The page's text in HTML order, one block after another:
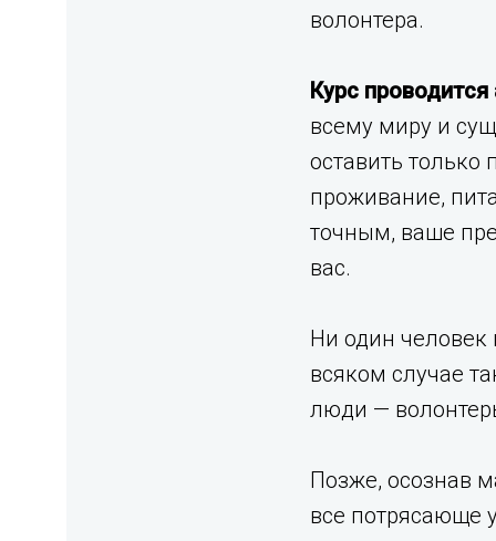
волонтера.
Курс
всему миру и
оставить
проживание,
точным, ваше
вас.
Ни один человек
всяком случае
люди —
Позже, осознав
все потрясающе